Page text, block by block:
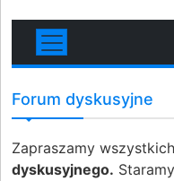
Forum dyskusyjne
Zapraszamy
dyskusyjnego.